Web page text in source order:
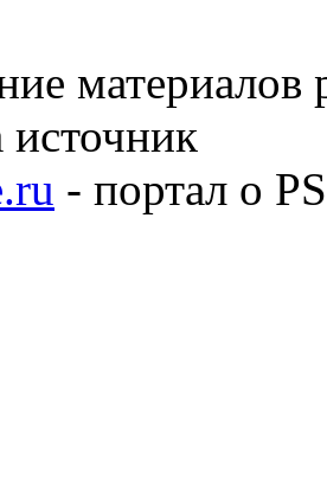
материалов
- портал о